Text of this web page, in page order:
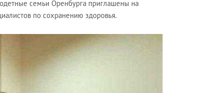
семьи Оренбурга приглашены на
по сохранению здоровья.